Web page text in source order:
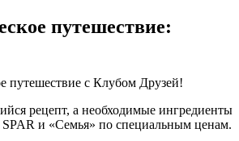
путешествие:
путешествие с Клубом Друзей!
рецепт, а необходимые ингредиенты
SPAR и «Семья» по специальным ценам.